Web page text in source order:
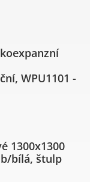
WPU1101 -
1300x1300
bílá, štulp